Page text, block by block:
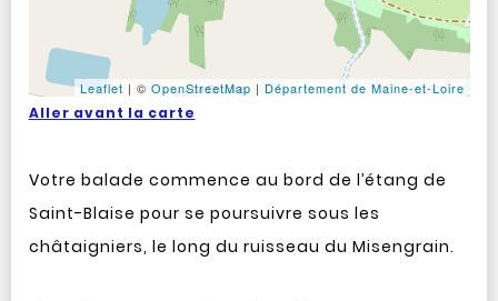
Leaflet | © OpenStreetMap | Département de Maine-et-Loire
Aller avant la carte
Votre balade commence au bord de l’étang de
Saint-Blaise pour se poursuivre sous les
châtaigniers, le long du ruisseau du Misengrain.